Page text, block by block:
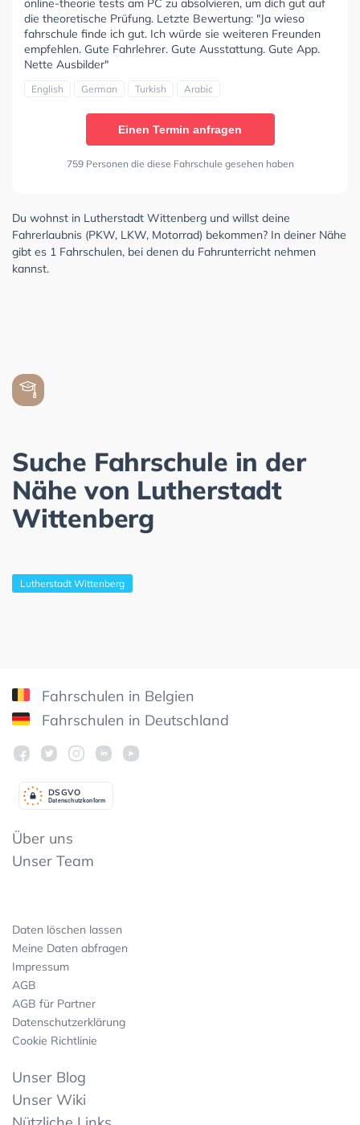
die theoretische Prüfung. Letzte Bewertung: "Ja wieso
fahrschule finde ich gut. Ich würde sie weiteren Freunden
empfehlen. Gute Fahrlehrer. Gute Ausstattung. Gute App.
Nette Ausbilder"
English German Turkish Arabic
Einen Termin anfragen
759 Personen die diese Fahrschule gesehen haben
Du wohnst in Lutherstadt Wittenberg und willst deine
Fahrerlaubnis (PKW, LKW, Motorrad) bekommen? In deiner Nähe
gibt es 1 Fahrschulen, bei denen du Fahrunterricht nehmen
kannst.
Suche Fahrschule in der
Nähe von Lutherstadt
Wittenberg
Lutherstadt Wittenberg
Fahrschulen in Belgien
Fahrschulen in Deutschland
Datenschutzkonform
DSGVO
Über uns
Unser Team
Daten löschen lassen
Meine Daten abfragen
Impressum
AGB
AGB für Partner
Datenschutzerklärung
Cookie Richtlinie
Unser Blog
Unser Wiki